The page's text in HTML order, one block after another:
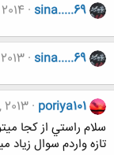
sina.....69
sina.....69
poriya101
سلام راستي از كجا
تازه واردم سوال